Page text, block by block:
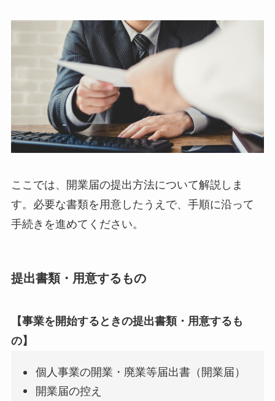
ここでは、開業届の提出方法について解説しま
す。必要な書類を用意したうえで、手順に沿って
手続きを進めてください。
提出書類・用意するもの
【事業を開始するときの提出書類・用意するも
の】
個人事業の開業・廃業等届出書（開業届）
開業届の控え